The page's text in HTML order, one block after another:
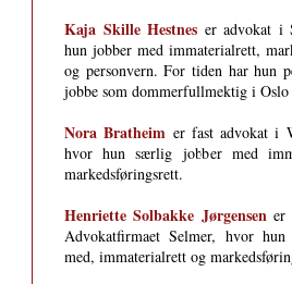
Kaja Skille Hestnes er advokat i
hun jobber med immaterial­rett,
og person­vern. For tiden har hun
jobbe som dommerfullmektig i
Nora Bratheim er fast advokat i
hvor hun særlig jobber med
markedsføringsrett.
Henriette Solbakke Jørgensen er
Advokat­firmaet Selmer, hvor
med, immaterial­rett og